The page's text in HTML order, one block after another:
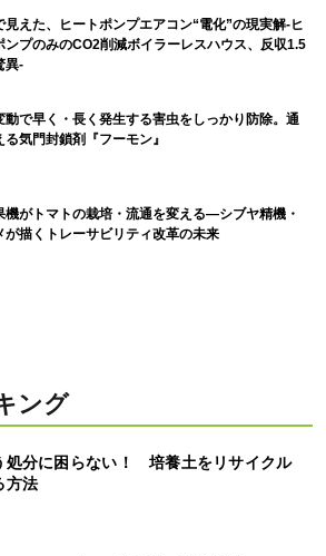
見えた、ヒートポンプエアコン“電化”の現実解-ヒ
ンプのみのCO2削減ボイラーレスハウス、反収1.5
異-
動で早く・長く発生する害虫をしっかり防除。通
る気門封鎖剤『フーモン』
機がトマトの栽培・流通を変える―シブヤ精機・
が描くトレーサビリティ改革の未来
ング
処分に困らない！ 培養土をリサイクル
方法